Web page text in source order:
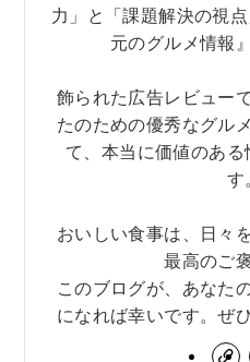
力」と「課題解決の視
元のグルメ情報
飾られた広告レビュー
たのための優秀なグル
て、本当に価値のあ
す
おいしい食事は、日々
最高のご
このブログが、あなた
になれば幸いです。ぜ